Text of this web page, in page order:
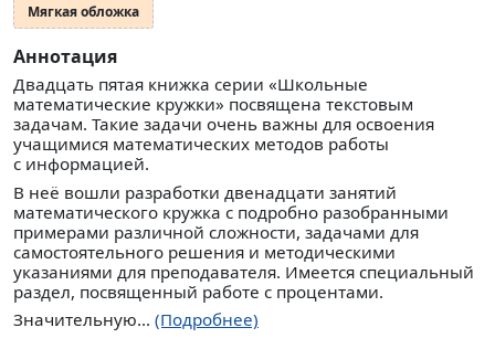
Мягкая обложка
Аннотация
Двадцать пятая книжка серии «Школьные
математические кружки» посвящена текстовым
задачам. Такие задачи очень важны для освоения
учащимися математических методов работы
с информацией.
В неё вошли разработки двенадцати занятий
математического кружка с подробно разобранными
примерами различной сложности, задачами для
самостоятельного решения и методическими
указаниями для преподавателя. Имеется специальный
раздел, посвященный работе с процентами.
Значительную... (Подробнее)